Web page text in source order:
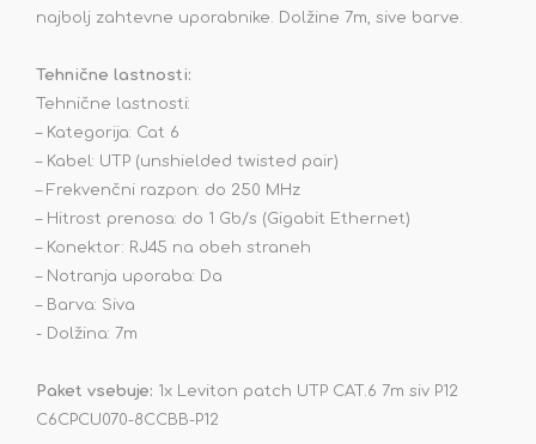
najbolj zahtevne uporabnike. Dolžine 7m, sive barve.
Tehnične lastnosti:
Tehnične lastnosti:
– Kategorija: Cat 6
– Kabel: UTP (unshielded twisted pair)
– Frekvenčni razpon: do 250 MHz
– Hitrost prenosa: do 1 Gb/s (Gigabit Ethernet)
– Konektor: RJ45 na obeh straneh
– Notranja uporaba: Da
– Barva: Siva
- Dolžina: 7m
Paket vsebuje: 1x Leviton patch UTP CAT.6 7m siv P12
C6CPCU070-8CCBB-P12